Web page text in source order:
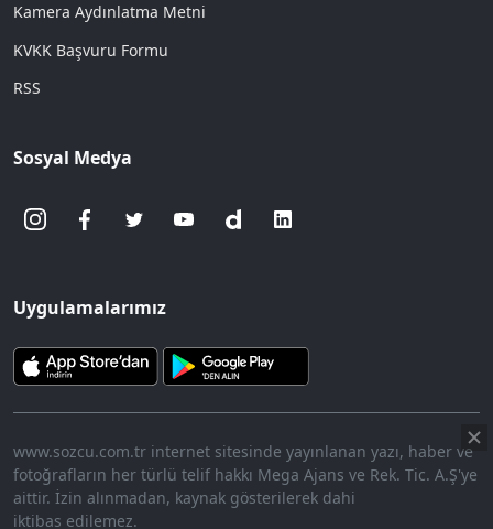
Kamera Aydınlatma Metni
KVKK Başvuru Formu
RSS
Sosyal Medya
Uygulamalarımız
www.sozcu.com.tr internet sitesinde yayınlanan yazı, haber ve
fotoğrafların her türlü telif hakkı Mega Ajans ve Rek. Tic. A.Ş'ye
aittir. İzin alınmadan, kaynak gösterilerek dahi
iktibas edilemez.